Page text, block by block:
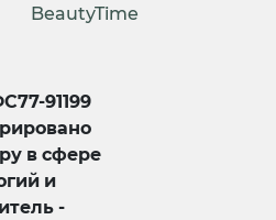
BeautyTime
91199
в сфере
и
-